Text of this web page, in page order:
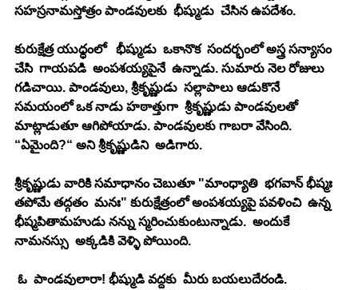
సహస్రనామస్తోత్రం పాండవులకు  భీష్ముడు  చేసిన ఉపదేశం.
కురుక్షేత్ర యుధ్ధంలో   భీష్ముడు  ఒకానొక  సందర్భంలో అస్త్ర సన్యాసం
చేసి  గాయపడి  అంపశయ్యపైనే  ఉన్నాడు. సుమారు నెల రోజులు
గడిచాయి. పాండవులు, శ్రీకృష్ణుడు  సల్లాపాలు ఆడుకొనే
సమయంలో ఒక నాడు హఠాత్తుగా  శ్రీకృష్ణుడు పాండవులతో
మాట్లాడుతూ ఆగిపోయాడు. పాండవులకు గాబరా వేసింది.
“ఏమైంది?“ అని శ్రీకృష్ణుడిని  అడిగారు.
శ్రీకృష్ణుడు వారికి సమాధానం చెబుతూ "మాంధ్యాతి  భగవాన్ భీష్మః
తపోమే తద్గతం  మనః" కురుక్షేత్రంలో అంపశయ్యపై పవళించి  ఉన్న
భీష్మపితామహుడు నన్ను స్మరించుకుంటున్నాడు.  అందుకే
నామనస్సు  అక్కడికి వెళ్ళి పోయింది.
ఓ  పాండవులారా! భీష్ముడి వద్దకు  మీరు బయలుదేరండి.